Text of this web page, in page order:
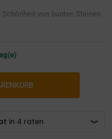
von bunten Steinen